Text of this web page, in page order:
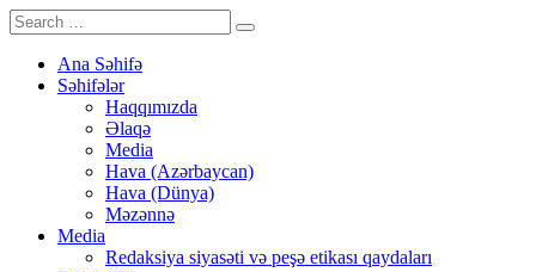
Ana Səhifə
Səhifələr
Haqqımızda
Əlaqə
Media
Hava (Azərbaycan)
Hava (Dünya)
Məzənnə
Media
Redaksiya siyasəti və peşə etikası qaydaları